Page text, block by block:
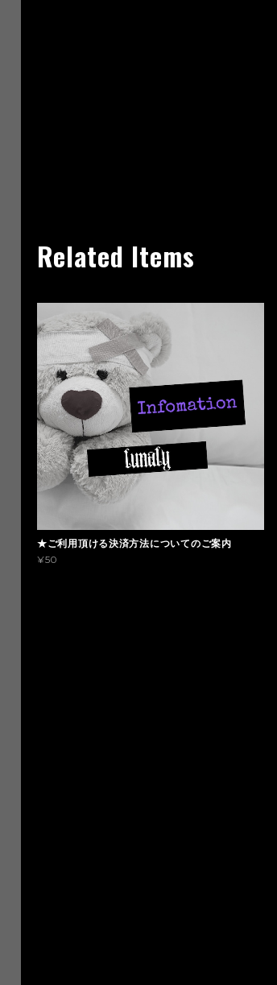
Related Items
★ご利用頂ける決済方法についてのご案内
¥50